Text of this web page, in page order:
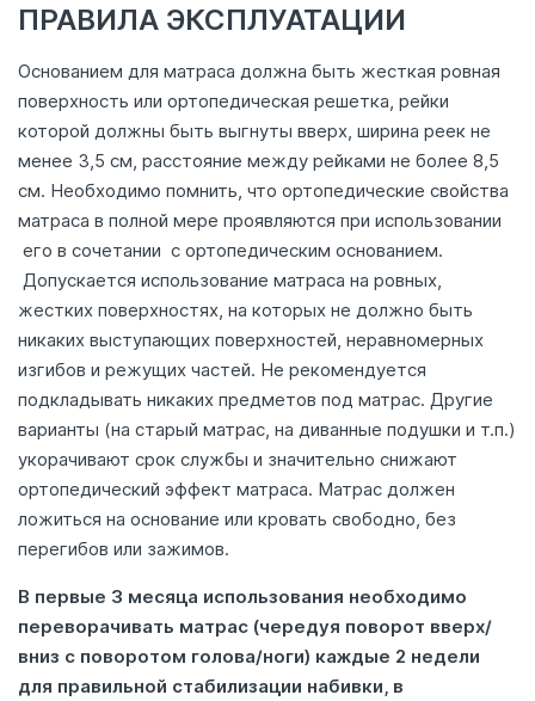
ПРАВИЛА ЭКСПЛУАТАЦИИ
Основанием для матраса должна быть жесткая ровная
поверхность или ортопедическая решетка, рейки
которой должны быть выгнуты вверх, ширина реек не
менее 3,5 см, расстояние между рейками не более 8,5
см. Необходимо помнить, что ортопедические свойства
матраса в полной мере проявляются при использовании
его в сочетании с ортопедическим основанием.
Допускается использование матраса на ровных,
жестких поверхностях, на которых не должно быть
никаких выступающих поверхностей, неравномерных
изгибов и режущих частей. Не рекомендуется
подкладывать никаких предметов под матрас. Другие
варианты (на старый матрас, на диванные подушки и т.п.)
укорачивают срок службы и значительно снижают
ортопедический эффект матраса. Матрас должен
ложиться на основание или кровать свободно, без
перегибов или зажимов.
В первые 3 месяца использования необходимо
переворачивать матрас (чередуя поворот вверх/
вниз с поворотом голова/ноги) каждые 2 недели
для правильной стабилизации набивки, в